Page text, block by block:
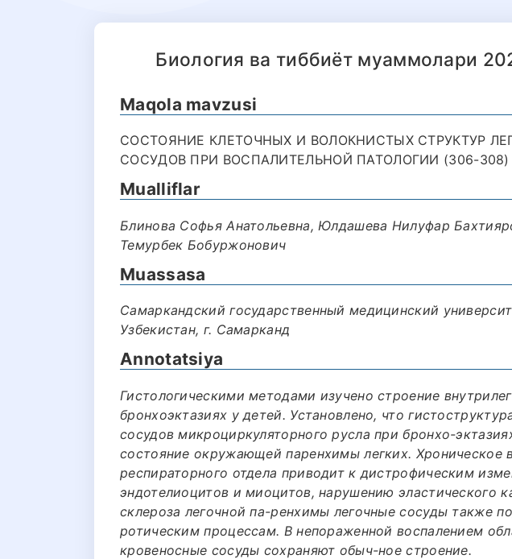
Биология ва тиббиёт муаммолари
Maqola mavzusi
СОСТОЯНИЕ КЛЕТОЧНЫХ И ВОЛОКНИСТЫХ СТРУКТУР
СОСУДОВ ПРИ ВОСПАЛИТЕЛЬНОЙ ПАТОЛОГИИ (306-308)
Mualliflar
Блинова Софья Анатольевна, Юлдашева Нилуфар
Темурбек Бобуржонович
Muassasa
Самаркандский государственный медицинский
Узбекистан, г. Самарканд
Annotatsiya
Гистологическими методами изучено строение
бронхоэктазиях у детей. Установлено, что
сосудов микроциркуляторного русла при бронхо-
состояние окружающей паренхимы легких. Хроническое
респираторного отдела приводит к дистрофическим
эндотелиоцитов и миоцитов, нарушению эластического
склероза легочной па-ренхимы легочные сосуды также
ротическим процессам. В непораженной воспалением
кровеносные сосуды сохраняют обыч-ное строение.